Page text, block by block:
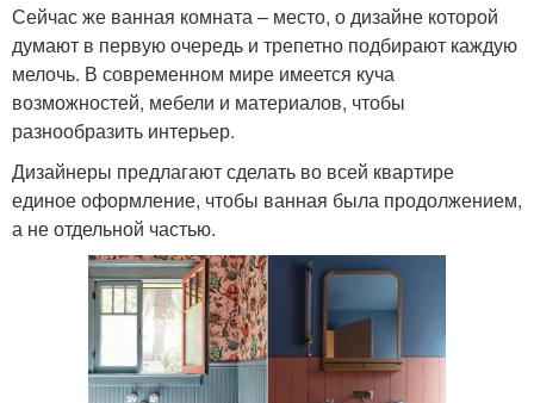
Сейчас же ванная комната – место, о дизайне которой
думают в первую очередь и трепетно подбирают каждую
мелочь. В современном мире имеется куча
возможностей, мебели и материалов, чтобы
разнообразить интерьер.
Дизайнеры предлагают сделать во всей квартире
единое оформление, чтобы ванная была продолжением,
а не отдельной частью.